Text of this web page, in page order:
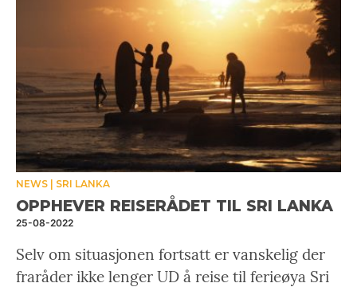
NEWS SRI LANKA
OPPHEVER REISERÅDET TIL SRI LANKA
25-08-2022
Selv om situasjonen fortsatt er vanskelig der
fraråder ikke lenger UD å reise til ferieøya Sri